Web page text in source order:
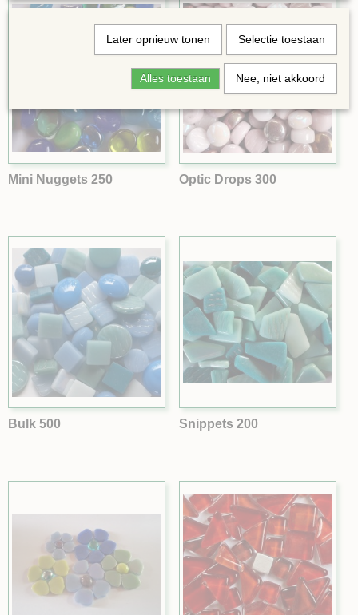
Mini Nuggets 250 Optic Drops 300
Bulk 500 Snippets 200
Later opnieuw tonen Selectie toestaan
Alles toestaan Nee, niet akkoord